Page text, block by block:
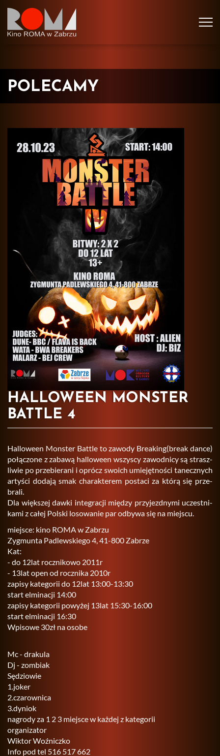
POLECAMY
HALLOWEEN MONSTER
BATTLE 4
Hal­lo­we­en Mon­ster Bat­tle to za­wo­dy Bre­aking(break dance)
po­łą­czo­ne z za­ba­wą hal­lo­we­en wszy­scy za­wod­ni­cy są strasz­
li­wie po prze­bie­ra­ni i oprócz swo­ich umie­jęt­no­ści ta­necz­nych
ar­ty­ści do­da­ją smak cha­rak­te­rem po­sta­ci za którą się prze­
bra­li.
Dla więk­szej dawki in­te­gra­cji mię­dzy przy­jezd­ny­mi uczest­ni­
ka­mi z całej Pol­ski lo­so­wa­nie par od­by­wa się na miej­scu.
miej­sce: kino ROMA w Za­brzu
Zyg­mun­ta Pa­dlew­skie­go 4, 41-800 Za­brze
Kat:
- do 12lat rocz­ni­ko­wo 2011r
- 13lat open od rocz­ni­ka 2010r
za­pi­sy ka­te­go­rii do 12lat 13:00-13:30
start el­mi­na­cji 14:00
za­pi­sy ka­te­go­rii po­wy­żej 13lat 15:30-16:00
start el­mi­na­cji 16:30
Wpi­so­we 30zł na osobe
Mc - dra­ku­la
Dj - zom­biak
Sę­dzio­wie
1.​joker
2.​czarownica
3.​dyniok
na­gro­dy za 1 2 3 miej­sce w każ­dej z ka­te­go­rii
or­ga­ni­za­tor
Wik­tor Woź­nicz­ko
Info pod tel 516 517 662